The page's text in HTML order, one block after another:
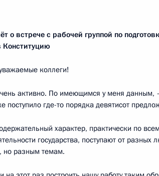
2020 года, 17:00 Москва, Кремль
мозгов и Силиконовой долине
2020 года, 15:00
2020 года, среда
поправок в Конституцию
о встрече с рабочей группой по
Конституцию
коллеги!
активно. По имеющимся у меня данным,
поступило где-то порядка девятисот
характер, практически по
государства, поступают от разных
разным темам.